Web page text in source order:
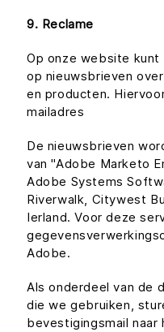
9. Reclame
Op onze website kunt
op nieuwsbrieven
en producten.
mailadres
De nieuwsbrieven
van "Adobe Marketo
Adobe Systems
Riverwalk, Citywest
Ierland. Voor deze
Adobe.
Als onderdeel van de
die we gebruiken,
bevestigingsmail